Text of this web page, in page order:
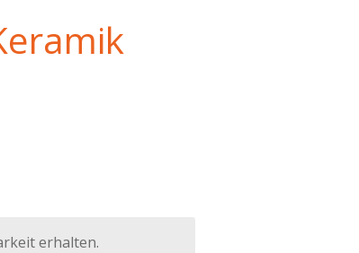
erhalten.